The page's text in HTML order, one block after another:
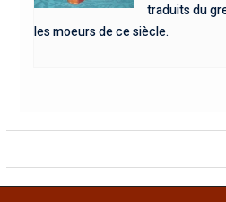
traduits du
les moeurs de ce siècle.